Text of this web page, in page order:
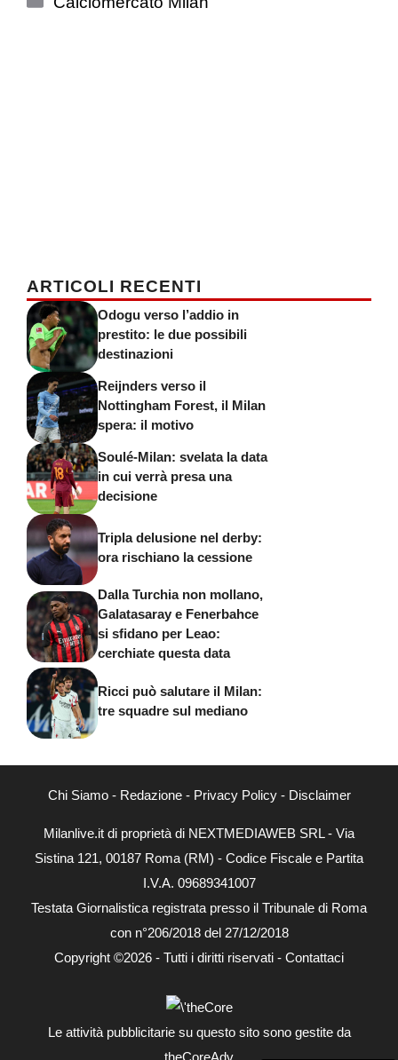
ARTICOLI RECENTI
Odogu verso l’addio in
prestito: le due possibili
destinazioni
Reijnders verso il
Nottingham Forest, il Milan
spera: il motivo
Soulé-Milan: svelata la data
in cui verrà presa una
decisione
Tripla delusione nel derby:
ora rischiano la cessione
Dalla Turchia non mollano,
Galatasaray e Fenerbahce
si sfidano per Leao:
cerchiate questa data
Ricci può salutare il Milan:
tre squadre sul mediano
Chi Siamo- Redazione- Privacy Policy- Disclaimer
Milanlive.it di proprietà di NEXTMEDIAWEB SRL - Via
Sistina 121, 00187 Roma (RM) - Codice Fiscale e Partita
I.V.A. 09689341007
Testata Giornalistica registrata presso il Tribunale di Roma
con n°206/2018 del 27/12/2018
Copyright ©2026 - Tutti i diritti riservati - Contattaci
Le attività pubblicitarie su questo sito sono gestite da
theCoreAdv